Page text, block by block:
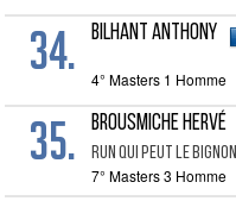
34. BILHANT Anthony
4° Masters 1 Homme
35. BROUSMICHE Hervé
RUN QUI PEUT LE BIGNON
7° Masters 3 Homme